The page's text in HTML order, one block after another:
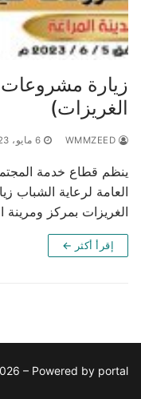
زيارة مشروعات
الغريزات)
6 مايو، 2023
ينظم قطاع خدمة المجتمع
العامة لرعاية الشباب
الغريزات بمركز
إقرأ أكثر ←
– Powered by portal .